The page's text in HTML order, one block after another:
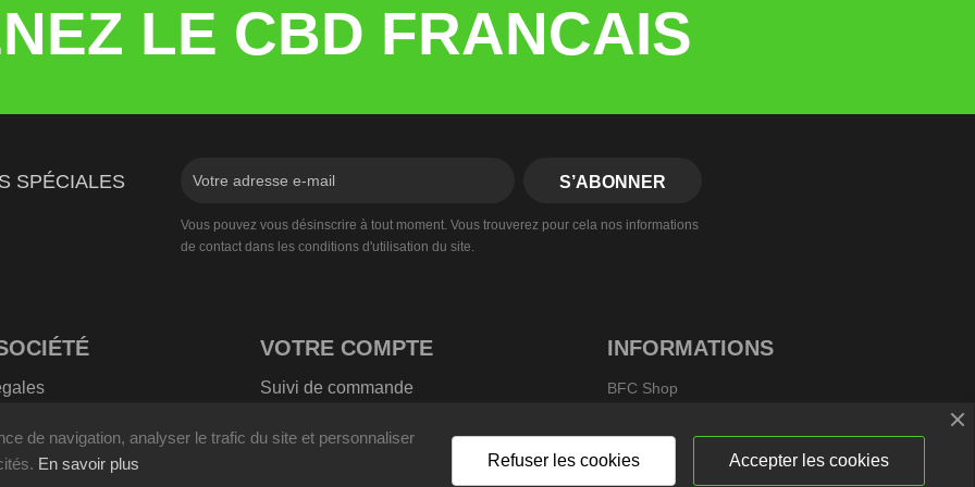
LE CBD FRANCAIS
SPÉCIALES
Vous pouvez vous désinscrire à tout moment. Vous trouverez pour cela nos informations
de contact dans les conditions d'utilisation du site.
VOTRE COMPTE
Suivi de commande
Créez votre compte
INFORMATIONS
BFC Shop
shop.fr
de navigation, analyser le trafic du site et personnaliser
En savoir plus Accepter les cookies
Refuser les cookies